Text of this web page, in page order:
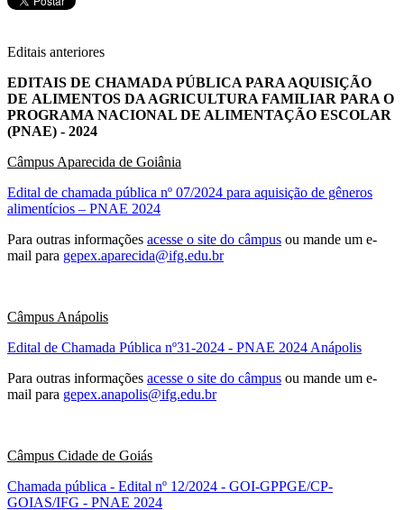
Editais anteriores
EDITAIS DE CHAMADA PÚBLICA PARA AQUISIÇÃO
DE ALIMENTOS DA AGRICULTURA FAMILIAR PARA O
PROGRAMA NACIONAL DE ALIMENTAÇÃO ESCOLAR
(PNAE) - 2024
Câmpus Aparecida de Goiânia
Edital de chamada pública nº 07/2024 para aquisição de gêneros
alimentícios – PNAE 2024
Para outras informações acesse o site do câmpus ou mande um e-
mail para gepex.aparecida@ifg.edu.br
Câmpus Anápolis
Edital de Chamada Pública nº31-2024 - PNAE 2024 Anápolis
Para outras informações acesse o site do câmpus ou mande um e-
mail para gepex.anapolis@ifg.edu.br
Câmpus Cidade de Goiás
Chamada pública - Edital nº 12/2024 - GOI-GPPGE/CP-
GOIAS/IFG - PNAE 2024